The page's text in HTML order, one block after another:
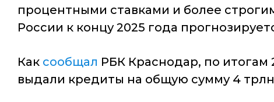
процентными ставками и более
России к концу 2025 года
Как сообщал РБК Краснодар, по итогам
выдали кредиты на общую сумму 4 трлн